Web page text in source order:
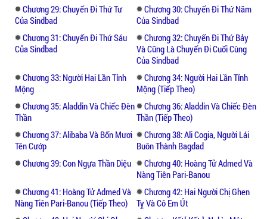
Chương 29: Chuyến Đi Thứ Tư
Của Sindbad
Chương 30: Chuyến Đi Thứ Năm
Của Sindbad
Chương 31: Chuyến Đi Thứ Sáu
Của Sindbad
Chương 32: Chuyến Đi Thứ Bảy
Và Cũng Là Chuyến Đi Cuối Cùng
Của Sindbad
Chương 33: Người Hai Lần Tỉnh
Mộng
Chương 34: Người Hai Lần Tỉnh
Mộng (tiếp Theo)
Chương 35: Aladdin Và Chiếc Đèn
Thần
Chương 36: Aladdin Và Chiếc Đèn
Thần (tiếp Theo)
Chương 37: Alibaba Và Bốn Mươi
Tên Cướp
Chương 38: Ali Cogia, Người Lái
Buôn Thành Bagdad
Chương 39: Con Ngựa Thần Diệu
Chương 40: Hoàng Tử Admed Và
Nàng Tiên Pari-Banou
Chương 41: Hoàng Tử Admed Và
Nàng Tiên Pari-Banou (tiếp Theo)
Chương 42: Hai Người Chị Ghen
Tỵ Và Cô Em Út